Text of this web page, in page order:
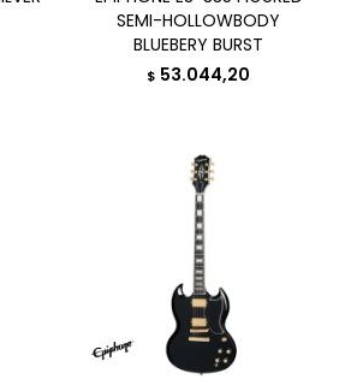
SEMI-HOLLOWBODY
BLUEBERY BURST
$ 53.044,20